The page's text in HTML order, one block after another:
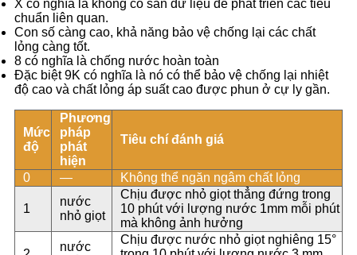
X có nghĩa là không có sẵn dữ liệu để phát triển các tiêu
chuẩn liên quan.
Con số càng cao, khả năng bảo vệ chống lại các chất
lỏng càng tốt.
8 có nghĩa là chống nước hoàn toàn
Đặc biệt 9K có nghĩa là nó có thể bảo vệ chống lại nhiệt
độ cao và chất lỏng áp suất cao được phun ở cự ly gần.
Mức
độ
Phương
pháp
phát
hiện
Tiêu chí đánh giá
0 — Không thể ngăn ngâm chất lỏng
1
nước
nhỏ giọt
Chịu được nhỏ giọt thẳng đứng trong
10 phút với lượng nước 1mm mỗi phút
mà không ảnh hưởng
nước
Chịu được nước nhỏ giọt nghiêng 15°